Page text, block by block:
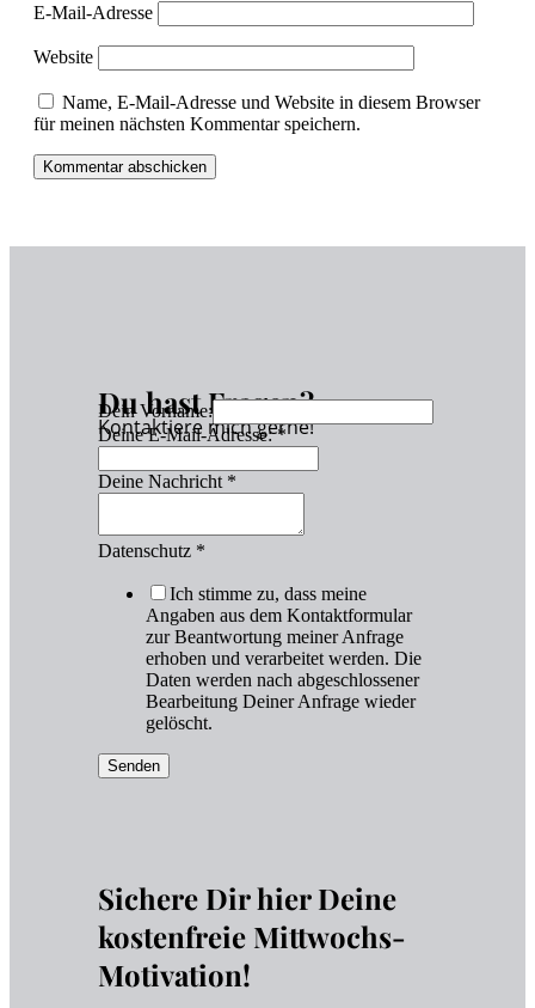
E-Mail-Adresse
Website
Name, E-Mail-Adresse und Website in diesem Browser
für meinen nächsten Kommentar speichern.
Du hast Fragen?
Kontaktiere mich gerne!
Dein Vorname:
Deine E-Mail-Adresse:*
Deine Nachricht *
Datenschutz *
Ich stimme zu, dass meine
Angaben aus dem Kontaktformular
zur Beantwortung meiner Anfrage
erhoben und verarbeitet werden. Die
Daten werden nach abgeschlossener
Bearbeitung Deiner Anfrage wieder
gelöscht.
Senden
Sichere Dir hier Deine
kostenfreie Mittwochs-
Motivation!